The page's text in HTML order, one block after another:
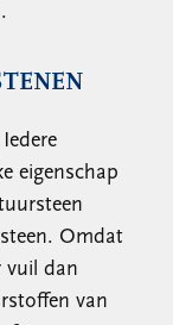
eigenschap
Omdat
vuil dan
van